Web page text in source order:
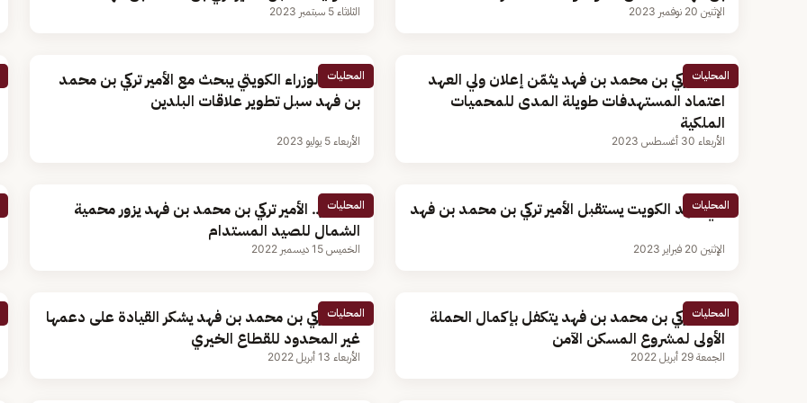
الإثنين 20 نوفمبر 2023 الثلاثاء 5 سبتمبر 2023
المحليات
الأمير تركي بن محمد بن فهد يثمّن إعلان ولي العهد
اعتماد المستهدفات طويلة المدى للمحميات
الملكية
الأربعاء 30 أغسطس 2023
المحليات
رئيس الوزراء الكويتي يبحث مع الأمير تركي بن محمد
بن فهد سبل تطوير علاقات البلدين
الأربعاء 5 يوليو 2023
المحليات
ولي عهد الكويت يستقبل الأمير تركي بن محمد بن فهد
الإثنين 20 فبراير 2023
المحليات
بالصور.. الأمير تركي بن محمد بن فهد يزور محمية
الشمال للصيد المستدام
الخميس 15 ديسمبر 2022
المحليات
الأمير تركي بن محمد بن فهد يتكفل بإكمال الحملة
الأولى لمشروع المسكن الآمن
الجمعة 29 أبريل 2022
المحليات
الأمير تركي بن محمد بن فهد يشكر القيادة على دعمها
غير المحدود للقطاع الخيري
الأربعاء 13 أبريل 2022